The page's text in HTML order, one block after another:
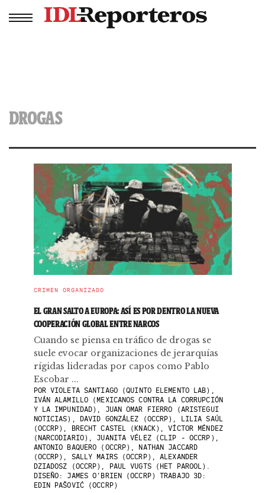
DROGAS
CRIMEN ORGANIZADO
EL GRAN SALTO A EUROPA: ASÍ ES POR DENTRO LA NUEVA
COOPERACIÓN GLOBAL ENTRE NARCOS
Cuando se piensa en tráfico de drogas se
suele evocar organizaciones de jerarquías
rígidas lideradas por capos como Pablo
Escobar ...
PORVIOLETA SANTIAGO (QUINTO ELEMENTO LAB),
IVÁN ALAMILLO (MEXICANOS CONTRA LA CORRUPCIÓN
Y LA IMPUNIDAD), JUAN OMAR FIERRO (ARISTEGUI
NOTICIAS), DAVID GONZÁLEZ (OCCRP), LILIA SAÚL
(OCCRP), BRECHT CASTEL (KNACK), VÍCTOR MÉNDEZ
(NARCODIARIO), JUANITA VÉLEZ (CLIP - OCCRP),
ANTONIO BAQUERO (OCCRP), NATHAN JACCARD
(OCCRP), SALLY MAIRS (OCCRP), ALEXANDER
DZIADOSZ (OCCRP), PAUL VUGTS (HET PAROOL).
DISEÑO: JAMES O'BRIEN (OCCRP) TRABAJO 3D:
EDIN PAŠOVIĆ (OCCRP)